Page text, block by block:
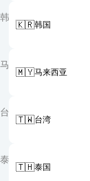
韩
🇰🇷韩国
马
🇲🇾马来西亚
台
🇹🇼台湾
泰
🇹🇭泰国